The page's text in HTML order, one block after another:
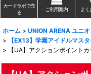
カードラボで売
る
ご利用案内 よ
ホーム > UNION ARENA ユニ
>
【EX13】学園アイドルマス
>
【UA】アクションポイント